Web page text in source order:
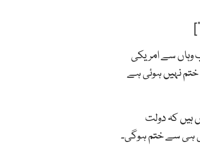
سے امریکی
نہیں ہوئی ہے
کہ دولت
ہی سے ختم ہوگی۔